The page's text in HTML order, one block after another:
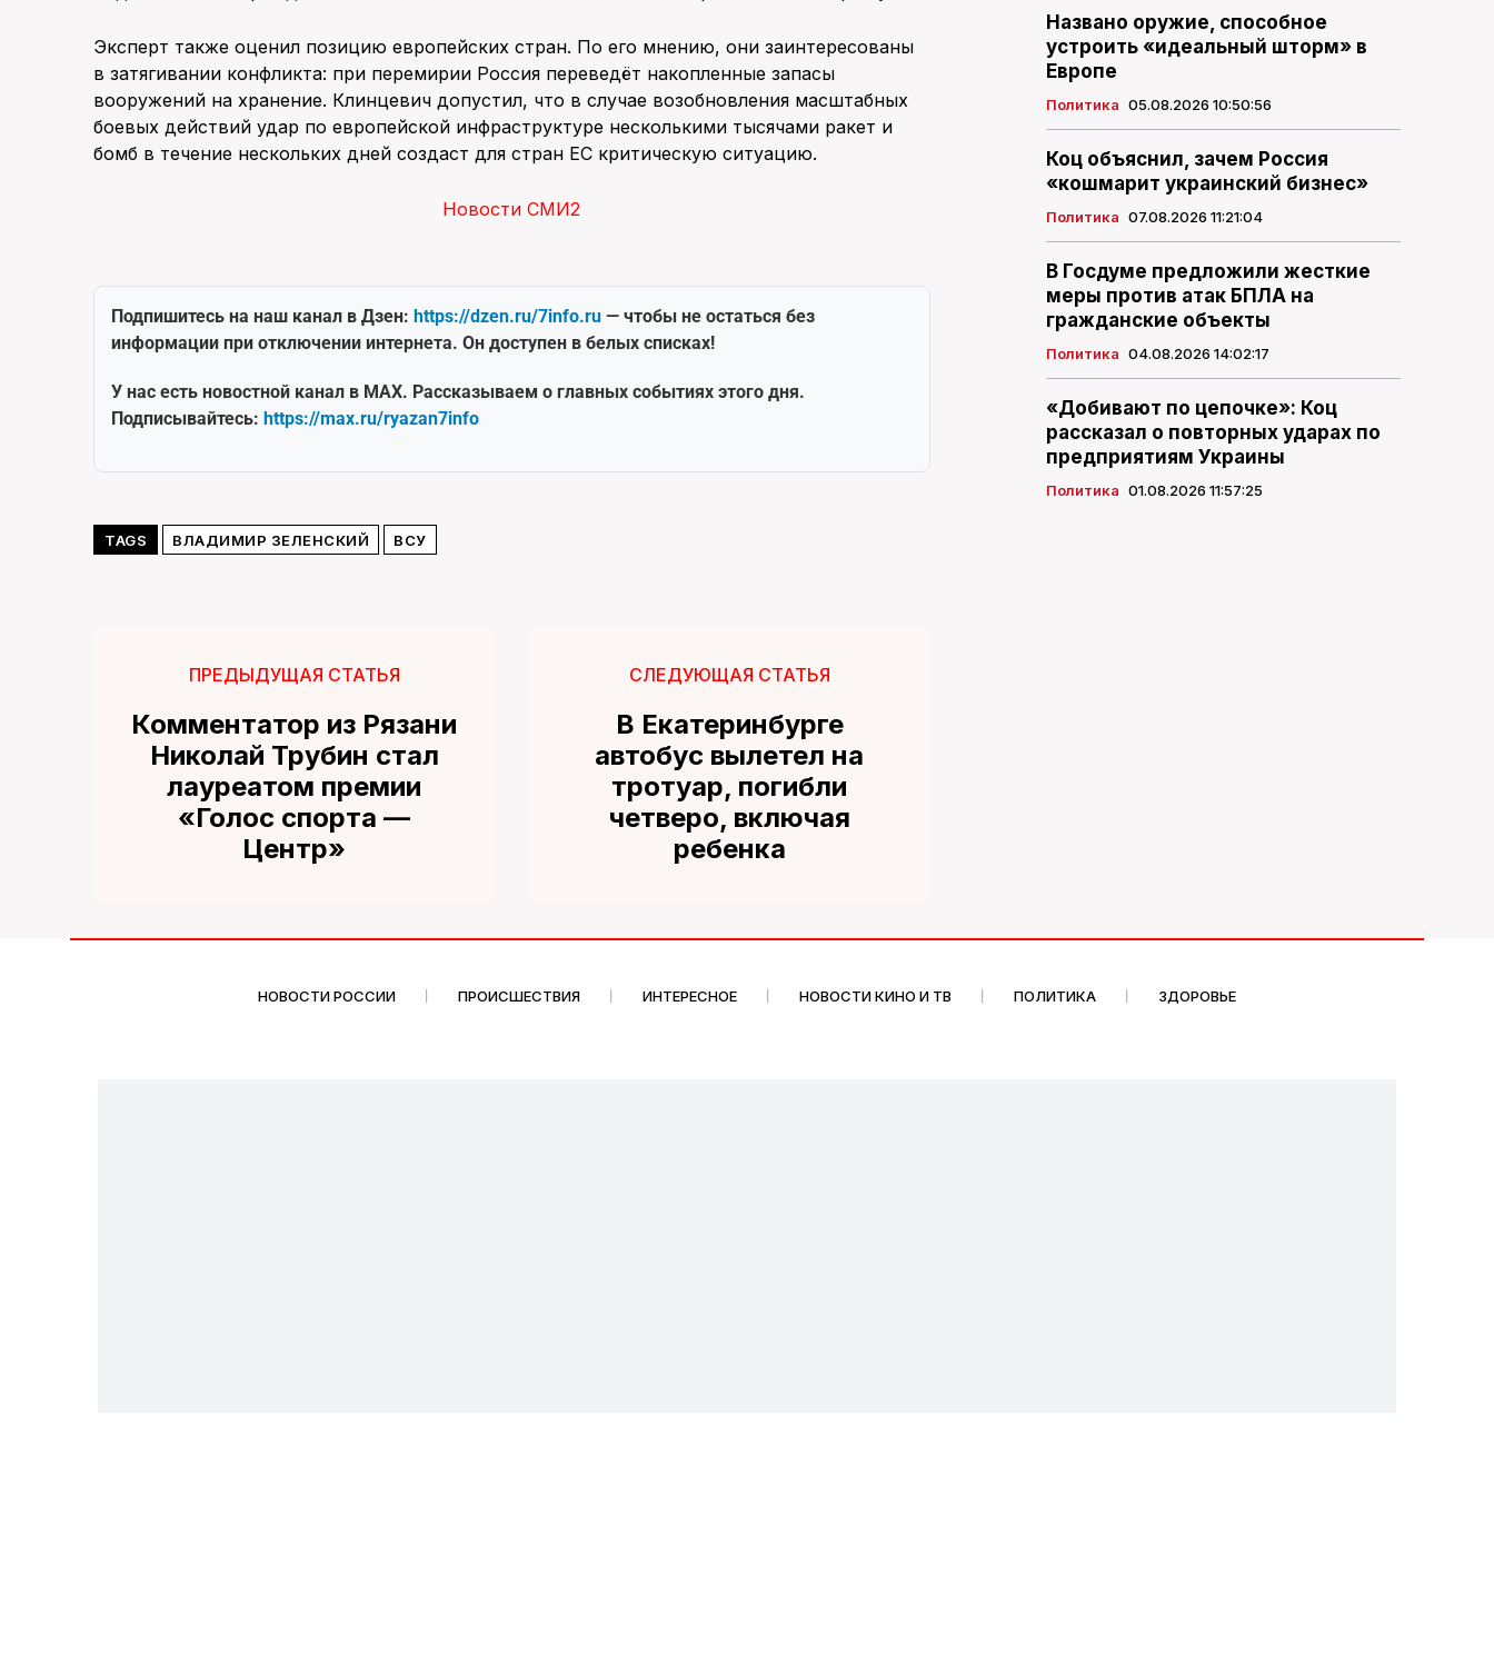
Эксперт также оценил позицию европейских стран. По его мнению, они заинтересованы
в затягивании конфликта: при перемирии Россия переведёт накопленные запасы
вооружений на хранение. Клинцевич допустил, что в случае возобновления масштабных
боевых действий удар по европейской инфраструктуре несколькими тысячами ракет и
бомб в течение нескольких дней создаст для стран ЕС критическую ситуацию.
Новости СМИ2
Подпишитесь на наш канал в Дзен: https://dzen.ru/7info.ru — чтобы не остаться без
информации при отключении интернета. Он доступен в белых списках!
У нас есть новостной канал в MAX. Рассказываем о главных событиях этого дня.
Подписывайтесь: https://max.ru/ryazan7info
TAGS ВЛАДИМИР ЗЕЛЕНСКИЙ ВСУ
ПРЕДЫДУЩАЯ СТАТЬЯ
Комментатор из Рязани
Николай Трубин стал
лауреатом премии
«Голос спорта —
Центр»
СЛЕДУЮЩАЯ СТАТЬЯ
В Екатеринбурге
автобус вылетел на
тротуар, погибли
четверо, включая
ребенка
Названо оружие, способное
устроить «идеальный шторм» в
Европе
Политика 05.08.2026 10:50:56
Коц объяснил, зачем Россия
«кошмарит украинский бизнес»
Политика 07.08.2026 11:21:04
В Госдуме предложили жесткие
меры против атак БПЛА на
гражданские объекты
Политика 04.08.2026 14:02:17
«Добивают по цепочке»: Коц
рассказал о повторных ударах по
предприятиям Украины
Политика 01.08.2026 11:57:25
НОВОСТИ РОССИИ ПРОИСШЕСТВИЯ ИНТЕРЕСНОЕ НОВОСТИ КИНО И ТВ ПОЛИТИКА ЗДОРОВЬЕ